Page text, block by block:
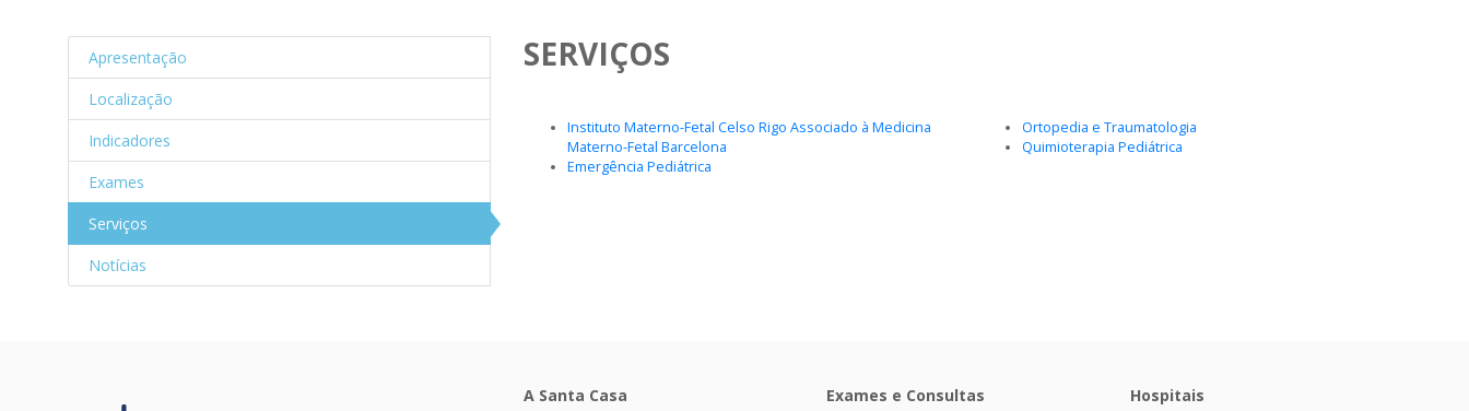
Apresentação
Localização
Indicadores
Exames
Serviços
Notícias
SERVIÇOS
Instituto Materno-Fetal Celso Rigo Associado à Medicina
Materno-Fetal Barcelona
Emergência Pediátrica
Ortopedia e Traumatologia
Quimioterapia Pediátrica
A Santa Casa Exames e Consultas Hospitais